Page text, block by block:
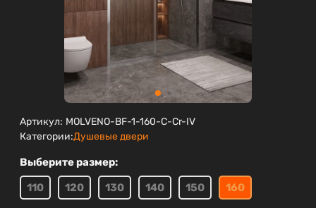
Артикул: MOLVENO-BF-1-160-C-Cr-IV
Категории:Душевые двери
Выберите размер:
110
120 130 140 150 160